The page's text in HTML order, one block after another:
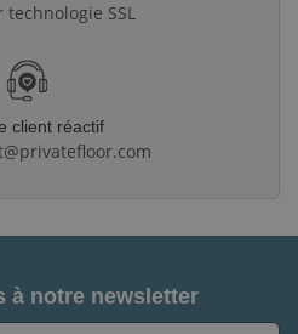
technologie SSL
client réactif
à notre newsletter